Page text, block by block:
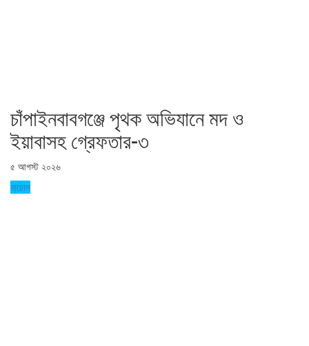
চাঁপাইনবাবগঞ্জে পৃথক অভিযানে মদ ও
ইয়াবাসহ গ্রেফতার-৩
৫ আগস্ট ২০২৬
নাচোল